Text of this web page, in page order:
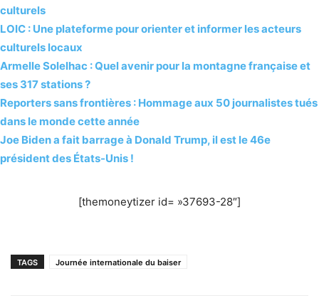
culturels
LOIC : Une plateforme pour orienter et informer les acteurs
culturels locaux
Armelle Solelhac : Quel avenir pour la montagne française et
ses 317 stations ?
Reporters sans frontières : Hommage aux 50 journalistes tués
dans le monde cette année
Joe Biden a fait barrage à Donald Trump, il est le 46e
président des États-Unis !
[themoneytizer id= »37693-28″]
TAGS Journée internationale du baiser